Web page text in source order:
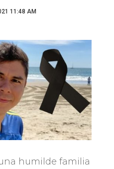
11:48 AM
humilde familia